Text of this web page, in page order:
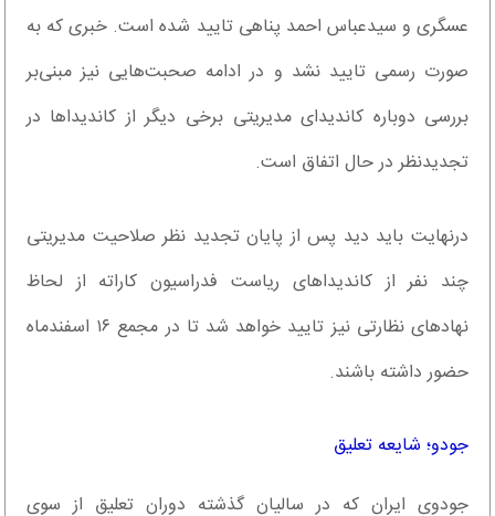
عسگری و سیدعباس احمد پناهی تایید شده است. خبری که به
صورت رسمی تایید نشد و در ادامه صحبت‌هایی نیز مبنی‌بر
بررسی دوباره کاندیدای مدیریتی برخی دیگر از کاندیداها در
تجدیدنظر در حال اتفاق است.
درنهایت باید دید پس از پایان تجدید نظر صلاحیت مدیریتی
چند نفر از کاندیداهای ریاست فدراسیون کاراته از لحاظ
نهادهای نظارتی نیز تایید خواهد شد تا در مجمع ۱۶ اسفندماه
حضور داشته باشند.
جودو؛ شایعه تعلیق
جودوی ایران که در سالیان گذشته دوران تعلیق از سوی